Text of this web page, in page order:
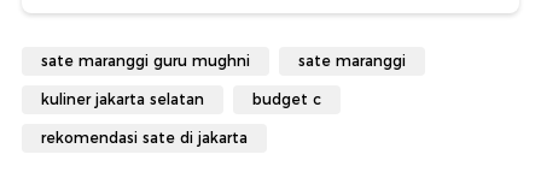
sate maranggi guru mughni sate maranggi
kuliner jakarta selatan budget c
rekomendasi sate di jakarta